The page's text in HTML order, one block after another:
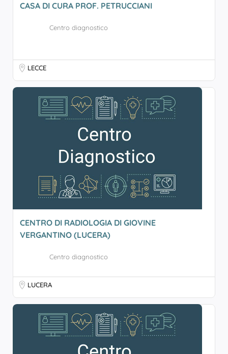
CASA DI CURA PROF. PETRUCCIANI
Centro diagnostico
LECCE
CENTRO DI RADIOLOGIA DI GIOVINE
VERGANTINO (LUCERA)
Centro diagnostico
LUCERA